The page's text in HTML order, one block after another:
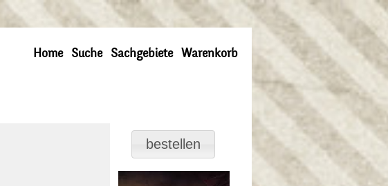
Home Suche Sachgebiete Warenkorb